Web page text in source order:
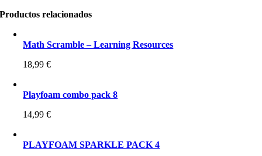
Productos relacionados
Math Scramble – Learning Resources
18,99€
Playfoam combo pack 8
14,99€
PLAYFOAM SPARKLE PACK 4